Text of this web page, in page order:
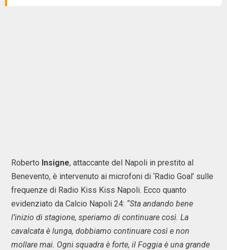
Roberto Insigne, attaccante del Napoli in prestito al
Benevento, è intervenuto ai microfoni di ‘Radio Goal’ sulle
frequenze di Radio Kiss Kiss Napoli. Ecco quanto
evidenziato da Calcio Napoli 24: “Sta andando bene
l’inizio di stagione, speriamo di continuare così. La
cavalcata è lunga, dobbiamo continuare così e non
mollare mai. Ogni squadra è forte, il Foggia è una grande